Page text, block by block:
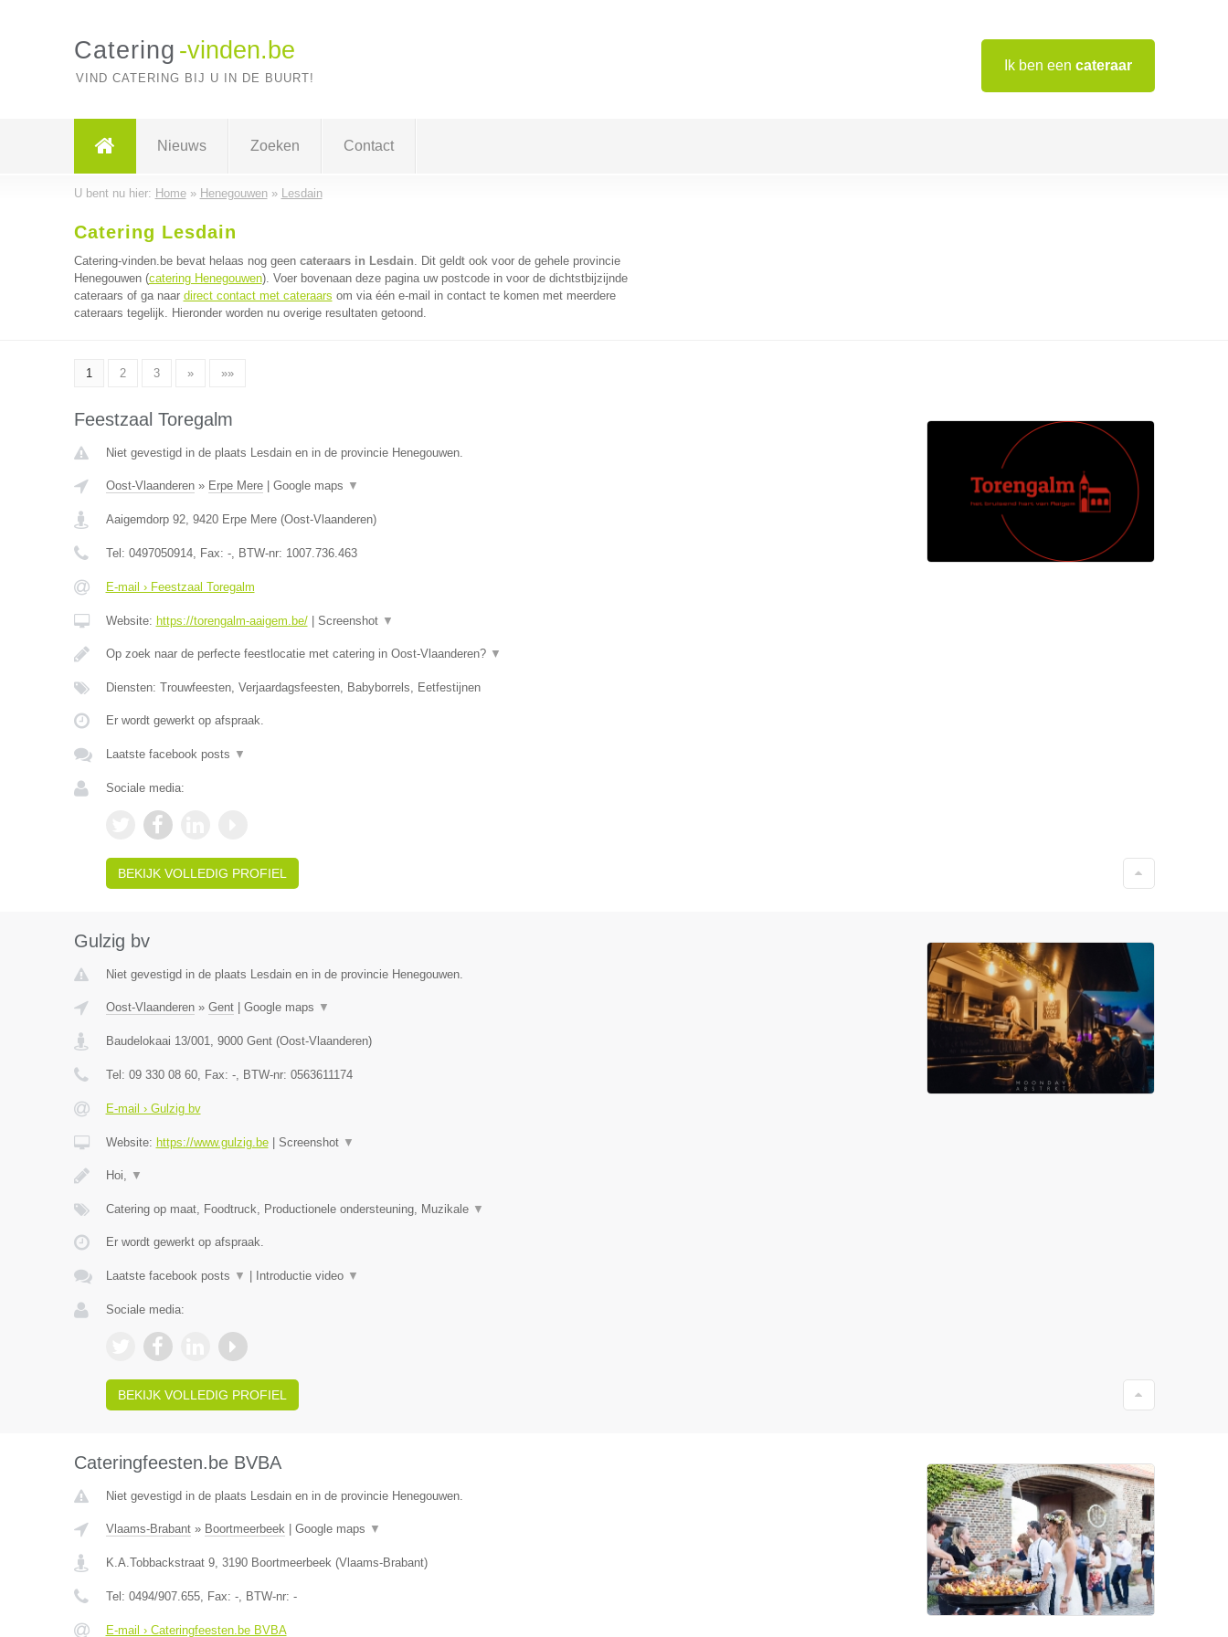
Ik ben een cateraar
Catering -vinden.be
VIND CATERING BIJ U IN DE BUURT!
Nieuws Zoeken Contact
U bent nu hier: Home» Henegouwen» Lesdain
Catering Lesdain
Catering-vinden.be bevat helaas nog geen cateraars in Lesdain. Dit geldt ook voor de gehele provincie
Henegouwen (catering Henegouwen). Voer bovenaan deze pagina uw postcode in voor de dichtstbijzijnde
cateraars of ga naar direct contact met cateraars om via één e-mail in contact te komen met meerdere
cateraars tegelijk. Hieronder worden nu overige resultaten getoond.
1 2 3 » »»
Feestzaal Toregalm
Niet gevestigd in de plaats Lesdain en in de provincie Henegouwen.
Oost-Vlaanderen» Erpe Mere| Google maps ▼
Aaigemdorp 92, 9420 Erpe Mere(Oost-Vlaanderen)
Tel: 0497050914, Fax: -, BTW-nr: 1007.736.463
E-mail › Feestzaal Toregalm
Website: https://torengalm-aaigem.be/| Screenshot ▼
Op zoek naar de perfecte feestlocatie met catering in Oost-Vlaanderen? ▼
Diensten: Trouwfeesten, Verjaardagsfeesten, Babyborrels, Eetfestijnen
Er wordt gewerkt op afspraak.
Laatste facebook posts ▼
Sociale media:
BEKIJK VOLLEDIG PROFIEL
Gulzig bv
Niet gevestigd in de plaats Lesdain en in de provincie Henegouwen.
Oost-Vlaanderen» Gent| Google maps ▼
Baudelokaai 13/001, 9000 Gent(Oost-Vlaanderen)
Tel: 09 330 08 60, Fax: -, BTW-nr: 0563611174
E-mail › Gulzig bv
Website: https://www.gulzig.be| Screenshot ▼
Hoi, ▼
Catering op maat, Foodtruck, Productionele ondersteuning, Muzikale ▼
Er wordt gewerkt op afspraak.
Laatste facebook posts ▼ Introductie video ▼
Sociale media:
BEKIJK VOLLEDIG PROFIEL
Cateringfeesten.be BVBA
Niet gevestigd in de plaats Lesdain en in de provincie Henegouwen.
Vlaams-Brabant» Boortmeerbeek| Google maps ▼
K.A.Tobbackstraat 9, 3190 Boortmeerbeek(Vlaams-Brabant)
Tel: 0494/907.655, Fax: -, BTW-nr: -
E-mail › Cateringfeesten.be BVBA